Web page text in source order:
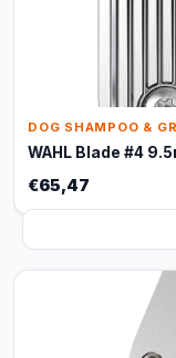
DOG SHAMPOO &
WAHL Blade #4
€65,47